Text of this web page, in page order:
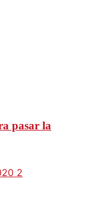
pasar la
2